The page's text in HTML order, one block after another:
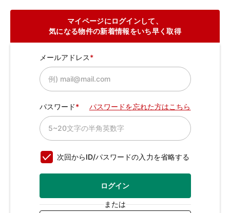
マイページにログインして、
気になる物件の新着情報をいち早く取得
メールアドレス
パスワード パスワードを忘れた方はこちら
次回からID/パスワードの入力を省略する
ログイン
または